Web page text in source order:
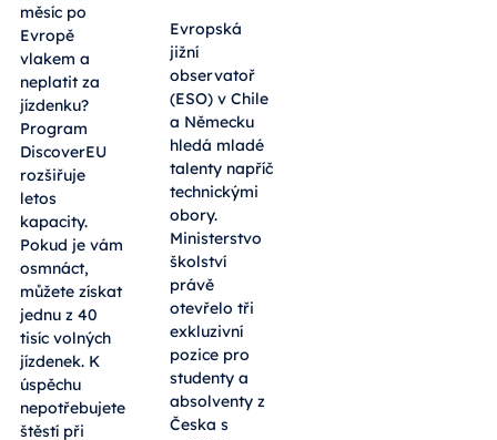
měsíc po
Evropě
vlakem a
neplatit za
jízdenku?
Program
DiscoverEU
rozšiřuje
letos
kapacity.
Pokud je vám
osmnáct,
můžete získat
jednu z 40
tisíc volných
jízdenek. K
úspěchu
nepotřebujete
štěstí při
Evropská
jižní
observatoř
(ESO) v Chile
a Německu
hledá mladé
talenty napříč
technickými
obory.
Ministerstvo
školství
právě
otevřelo tři
exkluzivní
pozice pro
studenty a
absolventy z
Česka s